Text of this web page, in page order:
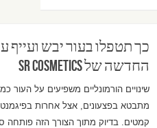
החדשה של SR Cosmetics
שינויים הורמונליים משפיעים על
מתבטא בפצעונים, אצל אחרות
קמטים. בדיוק מתוך הצורך הזה פותחה